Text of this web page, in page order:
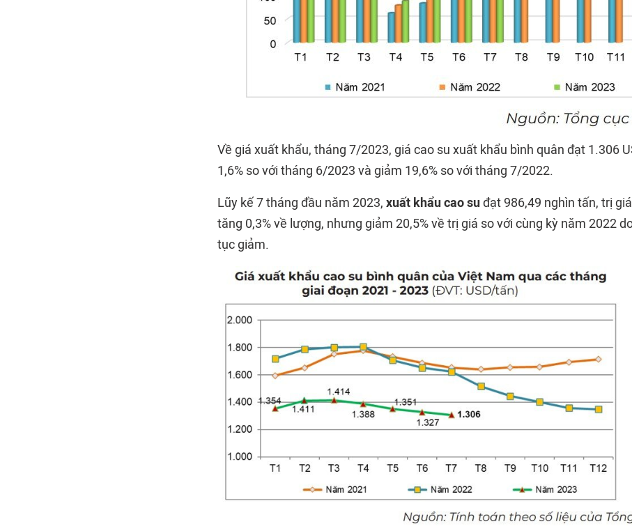
Về giá xuất khẩu, tháng 7/2023, giá cao su xuất khẩu bình quân đạt 1.306
1,6% so với tháng 6/2023 và giảm 19,6% so với tháng 7/2022.
Lũy kế 7 tháng đầu năm 2023, xuất khẩu cao suđạt 986,49 nghìn tấn, trị
tăng 0,3% về lượng, nhưng giảm 20,5% về trị giá so với cùng kỳ năm 2022
tục giảm.